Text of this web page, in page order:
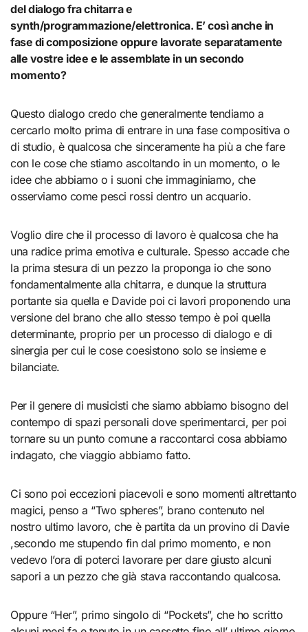
del dialogo fra chitarra e
synth/programmazione/elettronica. E’ così anche in
fase di composizione oppure lavorate separatamente
alle vostre idee e le assemblate in un secondo
momento?
Questo dialogo credo che generalmente tendiamo a
cercarlo molto prima di entrare in una fase compositiva o
di studio, è qualcosa che sinceramente ha più a che fare
con le cose che stiamo ascoltando in un momento, o le
idee che abbiamo o i suoni che immaginiamo, che
osserviamo come pesci rossi dentro un acquario.
Voglio dire che il processo di lavoro è qualcosa che ha
una radice prima emotiva e culturale. Spesso accade che
la prima stesura di un pezzo la proponga io che sono
fondamentalmente alla chitarra, e dunque la struttura
portante sia quella e Davide poi ci lavori proponendo una
versione del brano che allo stesso tempo è poi quella
determinante, proprio per un processo di dialogo e di
sinergia per cui le cose coesistono solo se insieme e
bilanciate.
Per il genere di musicisti che siamo abbiamo bisogno del
contempo di spazi personali dove sperimentarci, per poi
tornare su un punto comune a raccontarci cosa abbiamo
indagato, che viaggio abbiamo fatto.
Ci sono poi eccezioni piacevoli e sono momenti altrettanto
magici, penso a “Two spheres”, brano contenuto nel
nostro ultimo lavoro, che è partita da un provino di Davie
,secondo me stupendo fin dal primo momento, e non
vedevo l’ora di poterci lavorare per dare giusto alcuni
sapori a un pezzo che già stava raccontando qualcosa.
Oppure “Her”, primo singolo di “Pockets”, che ho scritto